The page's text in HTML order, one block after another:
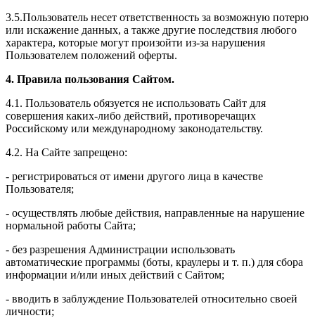
3.5.Пользователь несет ответственность за возможную потерю
или искажение данных, а также другие последствия любого
характера, которые могут произойти из-за нарушения
Пользователем положений оферты.
4. Правила пользования Сайтом.
4.1. Пользователь обязуется не использовать Сайт для
совершения каких-либо действий, противоречащих
Российскому или международному законодательству.
4.2. На Сайте запрещено:
- регистрироваться от имени другого лица в качестве
Пользователя;
- осуществлять любые действия, направленные на нарушение
нормальной работы Сайта;
- без разрешения Администрации использовать
автоматические программы (боты, краулеры и т. п.) для сбора
информации и/или иных действий с Сайтом;
- вводить в заблуждение Пользователей относительно своей
личности;